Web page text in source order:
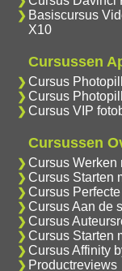
Basiscursus
X10
Cursussen
Cursus
Cursus
Cursus VIP
Cursussen
Cursus Werken
Cursus Starten
Cursus
Cursus Aan de
Cursus
Cursus Starten
Cursus Affinity
Productreviews